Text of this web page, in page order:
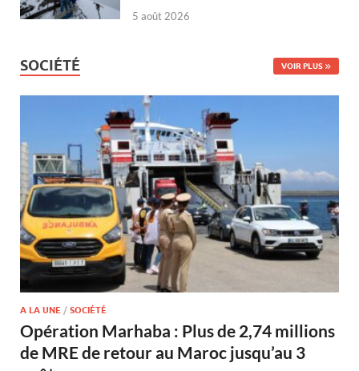
5 août 2026
SOCIÉTÉ VOIR PLUS
A LA UNE / SOCIÉTÉ
Opération Marhaba : Plus de 2,74 millions
de MRE de retour au Maroc jusqu’au 3